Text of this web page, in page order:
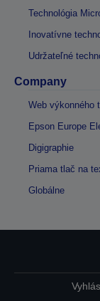
Technológia
Inovatívne
Udržateľné
Company
Web výkonného
Epson Europe
Digigraphie
Priama tlač na
Globálne